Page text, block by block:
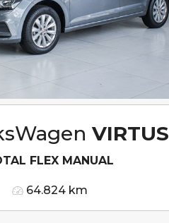
VIRTUS
FLEX MANUAL
64.824 km